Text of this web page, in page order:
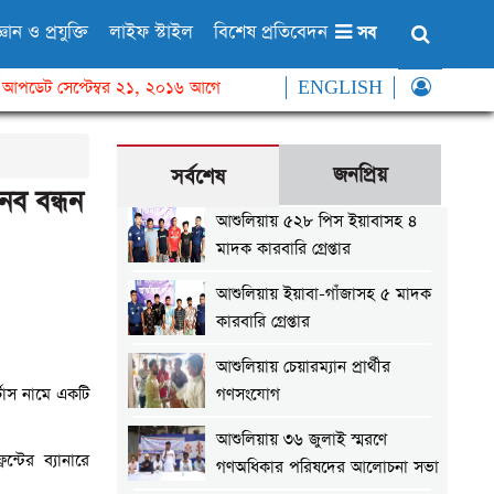
ও প্রযুক্তি লাইফ স্টাইল বিশেষ প্রতিবেদন সব
সেপ্টেম্বর ২১, ২০১৬ আগে ENGLISH
বন্ধন
নামে একটি
ব্যানারে
সর্বশেষ জনপ্রিয়
আশুলিয়ায় ৫২৮ পিস ইয়াবাসহ ৪
মাদক কারবারি গ্রেপ্তার
আশুলিয়ায় ইয়াবা-গাঁজাসহ ৫ মাদক
কারবারি গ্রেপ্তার
আশুলিয়ায় চেয়ারম্যান প্রার্থীর
গণসংযোগ
আশুলিয়ায় ৩৬ জুলাই স্মরণে
গণঅধিকার পরিষদের আলোচনা সভা